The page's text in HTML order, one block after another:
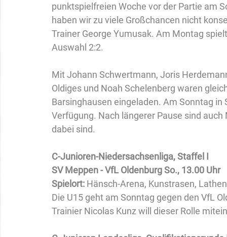
punktspielfreien Woche vor der Partie am
haben wir zu viele Großchancen nicht
Trainer George Yumusak. Am Montag
Auswahl 2:2.
Mit Johann Schwertmann, Joris
Oldiges und Noah Schelenberg waren
Barsinghausen eingeladen. Am Sonntag
Verfügung. Nach längerer Pause sind
dabei sind.
C-Junioren-Niedersachsenliga, Staffel I
SV Meppen - VfL Oldenburg So., 13.00 Uhr
Spielort: Hänsch-Arena, Kunstrasen,
Die U15 geht am Sonntag gegen den VfL
Trainier Nicolas Kunz will dieser Rolle